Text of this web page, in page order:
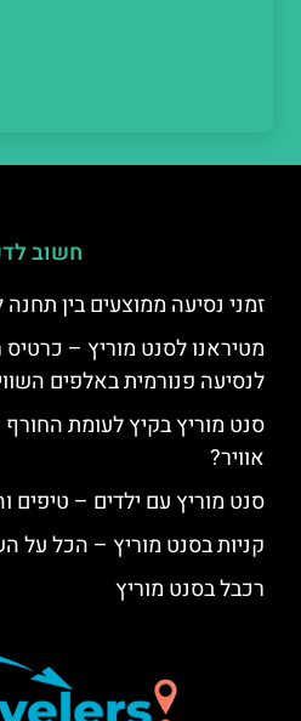
חשוב
זמני נסיעה ממוצעים בין
מטיראנו לסנט מוריץ –
לנסיעה פנורמית באלפים
סנט מוריץ בקיץ לעומת
אוויר?
סנט מוריץ עם ילדים –
קניות בסנט מוריץ – הכל על
רכבל בסנט מוריץ